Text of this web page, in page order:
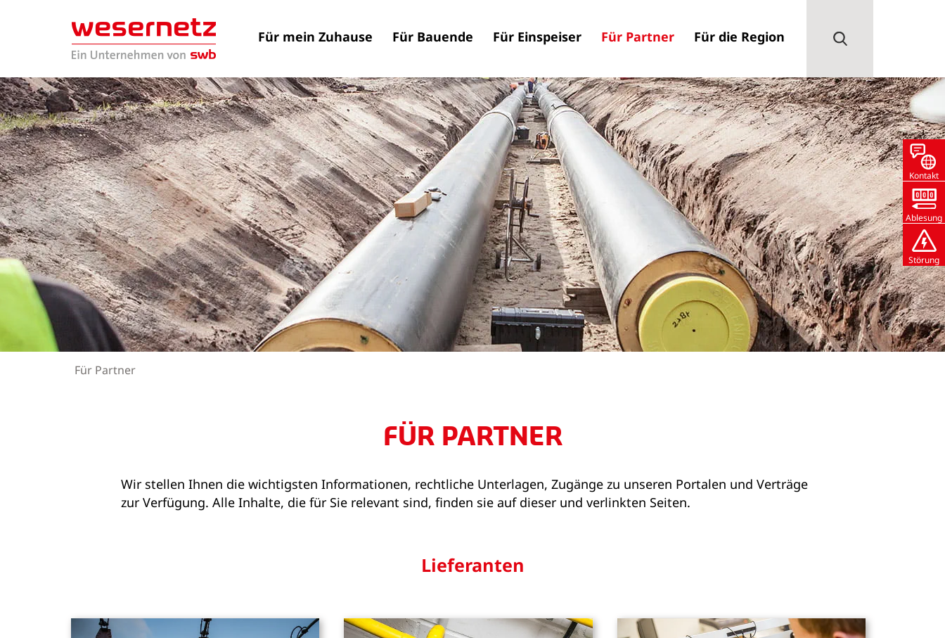
Für mein Zuhause Für Bauende Für Einspeiser Für Partner Für die Region
Kontakt
Ablesung
Störung
Für Partner
FÜR PARTNER
Wir stellen Ihnen die wichtigsten Informationen, rechtliche Unterlagen, Zugänge zu unseren Portalen und Verträge
zur Verfügung. Alle Inhalte, die für Sie relevant sind, finden sie auf dieser und verlinkten Seiten.
Lieferanten